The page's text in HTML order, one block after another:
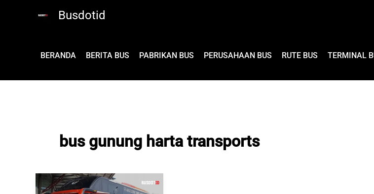
Busdotid
BERANDA BERITA BUS PABRIKAN BUS PERUSAHAAN BUS RUTE BUS TERMINAL
bus gunung harta transports